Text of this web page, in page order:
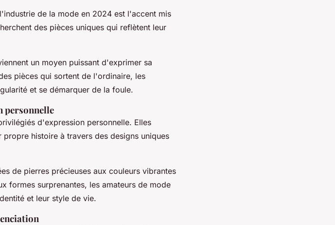
de la mode en 2024 est l'accent mis
des pièces uniques qui reflètent leur
un moyen puissant d'exprimer sa
pièces qui sortent de l'ordinaire, les
et se démarquer de la foule.
personnelle
d'expression personnelle. Elles
histoire à travers des designs uniques
de pierres précieuses aux couleurs vibrantes
formes surprenantes, les amateurs de mode
et leur style de vie.